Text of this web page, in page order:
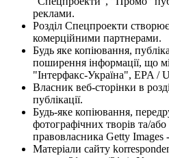
реклами.
Розділ Спецпроекти
комерційними партнерами.
Будь яке копіювання,
поширення інформації, що
"Інтерфакс-Україна", EPA /
Власник веб-сторінки в
публікації.
Будь-яке копіювання,
фотографічних творів та/або
правовласника Getty Images
Матеріали сайту